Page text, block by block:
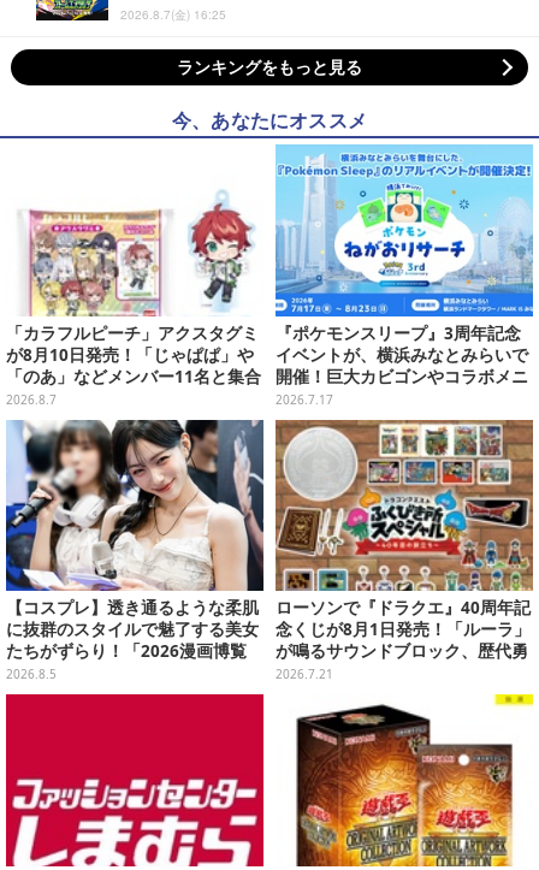
2026.8.7(金) 16:25
ランキングをもっと見る
今、あなたにオススメ
「カラフルピーチ」アクスタグミ
が8月10日発売！「じゃぱぱ」や
「のあ」などメンバー11名と集合
デザイン全15種、ボールチェーン
付きでアクセサリーにも
2026.8.7
『ポケモンスリープ』3周年記念
イベントが、横浜みなとみらいで
開催！巨大カビゴンやコラボメニ
ューなど限定企画がいっぱい
2026.7.17
【コスプレ】透き通るような柔肌
に抜群のスタイルで魅了する美女
たちがずらり！「2026漫画博覧
会」美麗コンパニオンまとめ【画
像39枚】
2026.8.5
ローソンで『ドラクエ』40周年記
念くじが8月1日発売！「ルーラ」
が鳴るサウンドブロック、歴代勇
者＆スライムのフィギュアなど、
シリーズを振り返る景品盛りだく
さん
2026.7.21